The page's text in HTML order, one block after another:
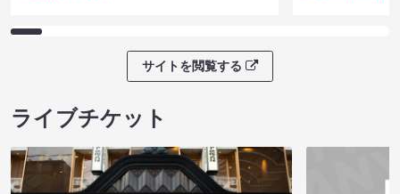
サイトを閲覧する
ライブチケット